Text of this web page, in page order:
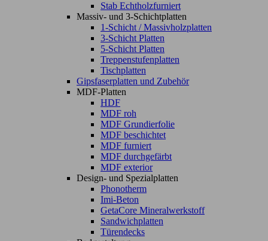
Stab Echtholzfurniert
Massiv- und 3-Schichtplatten
1-Schicht / Massivholzplatten
3-Schicht Platten
5-Schicht Platten
Treppenstufenplatten
Tischplatten
Gipsfaserplatten und Zubehör
MDF-Platten
HDF
MDF roh
MDF Grundierfolie
MDF beschichtet
MDF furniert
MDF durchgefärbt
MDF exterior
Design- und Spezialplatten
Phonotherm
Imi-Beton
GetaCore Mineralwerkstoff
Sandwichplatten
Türendecks